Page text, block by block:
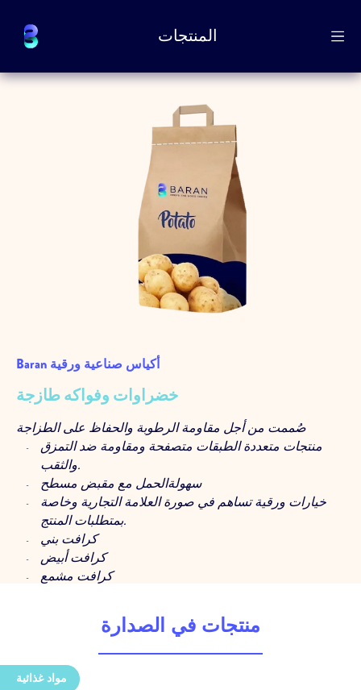
المنتجات
Baran أكياس صناعية ورقية
خضراوات وفواكه طازجة
صُممت من أجل مقاومة الرطوبة والحفاظ على الطزاجة
منتجات متعددة الطبقات متصفحة ومقاومة ضد التمزق
والثقب.
سهولةالحمل مع مقبض مسطح
خيارات ورقية تساهم في صورة العلامة التجارية وخاصة
بمتطلبات المنتج.
كرافت بني
كرافت أبيض
كرافت مشمع
جودة مستقرة في تطبيقات الإنتاج.
كفاءة عالية في خطوط التعبئة والتغليف
اللون الصحيح والمتناسق مع الطباعة العالية بفضل
اختيار الحبر والمادة الخام المناسبة
منتجات في الصدارة
مواد غذائية